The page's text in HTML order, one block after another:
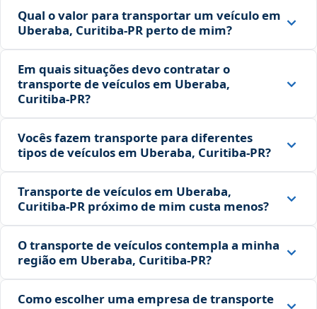
Qual o valor para transportar um veículo em
Uberaba, Curitiba‑PR perto de mim?
Em quais situações devo contratar o
transporte de veículos em Uberaba,
Curitiba‑PR?
Vocês fazem transporte para diferentes
tipos de veículos em Uberaba, Curitiba‑PR?
Transporte de veículos em Uberaba,
Curitiba‑PR próximo de mim custa menos?
O transporte de veículos contempla a minha
região em Uberaba, Curitiba‑PR?
Como escolher uma empresa de transporte